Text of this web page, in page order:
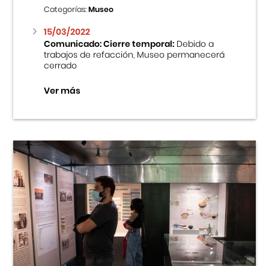
Categorías:Museo
15/03/2022
Comunicado: Cierre temporal:Debido a
trabajos de refacción, Museo permanecerá
cerrado
Ver más